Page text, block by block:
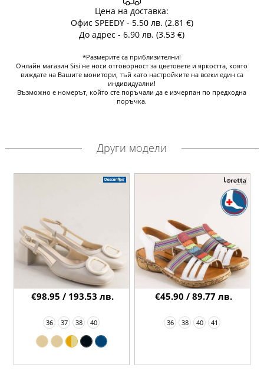
Цена на доставка:
Офис SPEEDY - 5.50 лв. (2.81 €)
До адрес - 6.90 лв. (3.53 €)
*Размерите са приблизителни!
Онлайн магазин Sisi не носи отговорност за цветовете и яркостта, която
виждате на Вашите монитори, тъй като настройките на всеки един са
индивидуални!
Възможно е номерът, който сте поръчали да е изчерпан по предходна
поръчка.
Други модели
36 37 38 40
€98.95 / 193.53 лв.
36 38 40 41
€45.90 / 89.77 лв.